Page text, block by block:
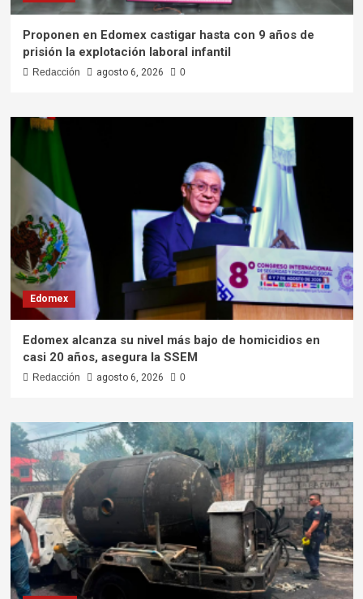
Proponen en Edomex castigar hasta con 9 años de
prisión la explotación laboral infantil
Redacción agosto 6, 2026 0
Edomex
Edomex alcanza su nivel más bajo de homicidios en
casi 20 años, asegura la SSEM
Redacción agosto 6, 2026 0